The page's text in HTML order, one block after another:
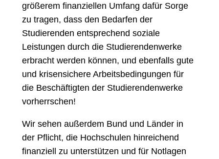
größerem finanziellen Umfang dafür Sorge
zu tragen, dass den Bedarfen der
Studierenden entsprechend soziale
Leistungen durch die Studierendenwerke
erbracht werden können, und ebenfalls gute
und krisensichere Arbeitsbedingungen für
die Beschäftigten der Studierendenwerke
vorherrschen!
Wir sehen außerdem Bund und Länder in
der Pflicht, die Hochschulen hinreichend
finanziell zu unterstützen und für Notlagen